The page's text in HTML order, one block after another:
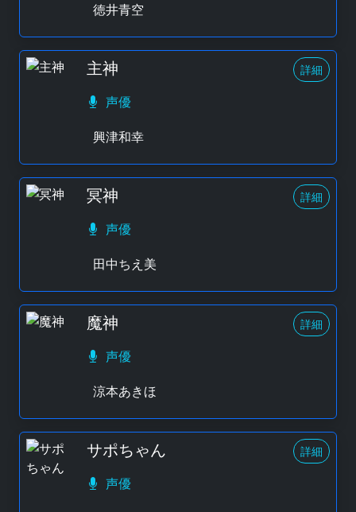
徳井青空
主神 詳細
声優
興津和幸
冥神 詳細
声優
田中ちえ美
魔神 詳細
声優
涼本あきほ
サポちゃん 詳細
声優